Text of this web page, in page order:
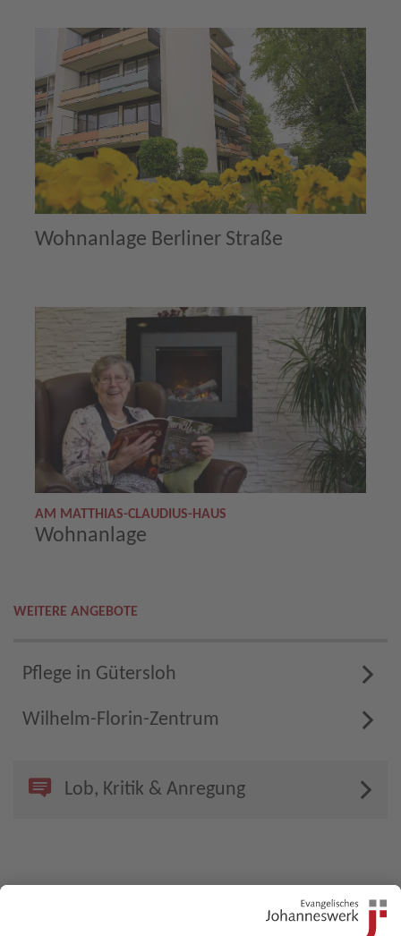
Wohnanlage Berliner Straße
AM MATTHIAS-CLAUDIUS-HAUS
Wohnanlage
WEITERE ANGEBOTE
Pflege in Gütersloh
Wilhelm-Florin-Zentrum
Lob, Kritik & Anregung